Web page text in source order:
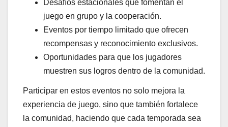
Desafíos estacionales que fomentan el
juego en grupo y la cooperación.
Eventos por tiempo limitado que ofrecen
recompensas y reconocimiento exclusivos.
Oportunidades para que los jugadores
muestren sus logros dentro de la comunidad.
Participar en estos eventos no solo mejora la
experiencia de juego, sino que también fortalece
la comunidad, haciendo que cada temporada sea